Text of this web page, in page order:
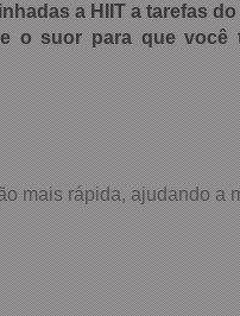
a HIIT a tarefas
o suor para que você
mais rápida, ajudando a